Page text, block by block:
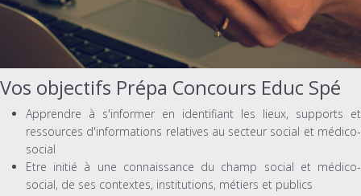
Vos objectifs Prépa Concours Educ Spé
Apprendre à s'informer en identifiant les lieux, supports et
ressources d'informations relatives au secteur social et médico-
social
Etre initié à une connaissance du champ social et médico-
social, de ses contextes, institutions, métiers et publics